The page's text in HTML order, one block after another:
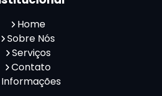
Portaria
Terceirizado
Limpeza
e Portaria
Home
Sobre Nós
Serviços
Contato
Informações